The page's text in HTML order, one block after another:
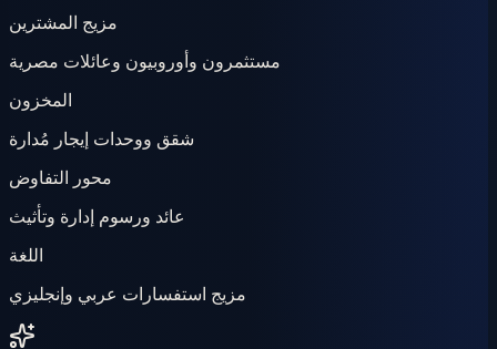
مزيج المشترين
مستثمرون وأوروبيون وعائلات مصرية
المخزون
شقق ووحدات إيجار مُدارة
محور التفاوض
عائد ورسوم إدارة وتأثيث
اللغة
مزيج استفسارات عربي وإنجليزي